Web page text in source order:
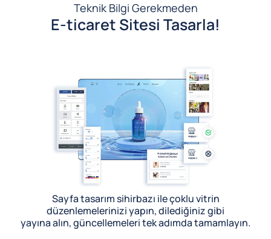
Teknik Bilgi Gerekmeden
E-ticaret Sitesi Tasarla!
Sayfa tasarım sihirbazı ile çoklu vitrin
düzenlemelerinizi yapın, dilediğiniz gibi
yayına alın, güncellemeleri tek adımda tamamlayın.